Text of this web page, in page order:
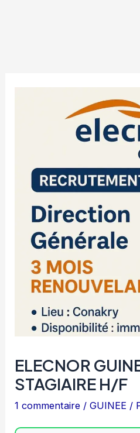
ELECNOR
STAGIAIRE H/F
1 commentaire /GUINEE /